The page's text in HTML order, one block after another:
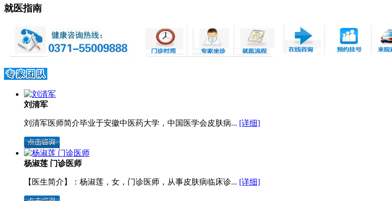
就医指南
刘清军
刘清军医师简介毕业于安徽中医药大学，中国医学会皮肤病... [详细]
杨淑莲 门诊医师
【医生简介】：杨淑莲，女，门诊医师，从事皮肤病临床诊... [详细]